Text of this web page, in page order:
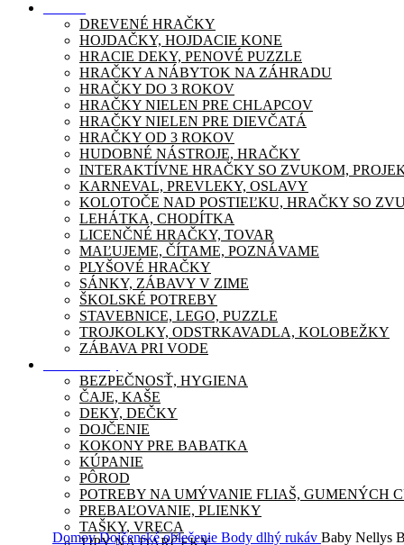
DREVENÉ HRAČKY
HOJDAČKY, HOJDACIE KONE
HRACIE DEKY, PENOVÉ PUZZLE
HRAČKY A NÁBYTOK NA ZÁHRADU
HRAČKY DO 3 ROKOV
HRAČKY NIELEN PRE CHLAPCOV
HRAČKY NIELEN PRE DIEVČATÁ
HRAČKY OD 3 ROKOV
HUDOBNÉ NÁSTROJE, HRAČKY
INTERAKTÍVNE HRAČKY SO ZVUKOM,
KARNEVAL, PREVLEKY, OSLAVY
KOLOTOČE NAD POSTIEĽKU, HRAČKY SO
LEHÁTKA, CHODÍTKA
LICENČNÉ HRAČKY, TOVAR
MAĽUJEME, ČÍTAME, POZNÁVAME
PLYŠOVÉ HRAČKY
SÁNKY, ZÁBAVY V ZIME
ŠKOLSKÉ POTREBY
STAVEBNICE, LEGO, PUZZLE
TROJKOLKY, ODSTRKAVADLA, KOLOBEŽKY
ZÁBAVA PRI VODE
BEZPEČNOSŤ, HYGIENA
ČAJE, KAŠE
DEKY, DEČKY
DOJČENIE
KOKONY PRE BABATKA
KÚPANIE
PÔROD
POTREBY NA UMÝVANIE FLIAŠ, GUMENÝCH
PREBAĽOVANIE, PLIENKY
TAŠKY, VRECA
DomovDojčenské oblečenie Body dlhý rukáv Baby Nellys